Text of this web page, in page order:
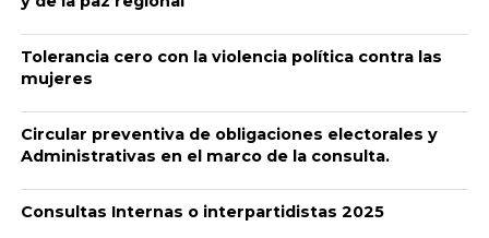
Tolerancia cero con la violencia política contra las
mujeres
Circular preventiva de obligaciones electorales y
Administrativas en el marco de la consulta.
Consultas Internas o interpartidistas 2025